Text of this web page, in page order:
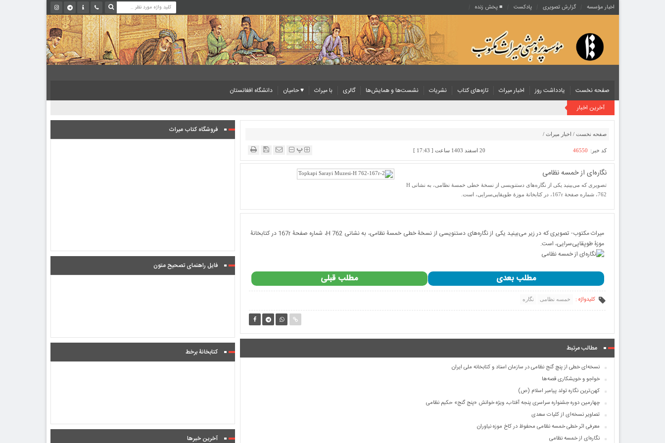
اخبار مؤسسه گزارش تصویری پادکست‌ ■ پخش زنده
صفحه نخست یادداشت روز اخبار میراث تازه‌های کتاب نشریات نشست‌ها و همایش‌ها گالری با میراث ♥ حامیان
دانشگاه افغانستان
آخرین اخبار
صفحه نخست / اخبار میراث /
کد خبر: 46550 20 اسفند 1403 ساعت [ 17:43 ]
پ
نگاره‌ای از خمسه نظامی
تصویری که می‌بینید یکی از نگاره‌های دستنویسی از نسخۀ خطی خمسۀ نظامی، به نشانی H
762، شماره صفحۀ 167r، در کتابخانۀ موزۀ طوپقاپی‌سرایی، است.
میراث مکتوب- تصویری که در زیر می‌بینید یکی از نگاره‌های دستنویسی از نسخۀ خطی خمسۀ نظامی، به نشانی H 762، شماره صفحۀ 167r در کتابخانۀ
موزۀ طوپقاپی‌سرایی، است.
مطلب قبلی مطلب بعدی
کلیدواژه : خمسه نظامی نگاره
مطالب مرتبط
نسخه‌ای خطی از پنچ گنج نظامی در سازمان اسناد و کتابخانه ملی ایران
خواجو و خویشکاری قصه‌ها
کهن‌ترین نگاره تولد پیامبر اسلام (ص)
چهارمین دوره جشنواره سراسری پنجه آفتاب، ویژه خوانش «پنج گنج» حکیم نظامی
تصاویر نسخه‌ای از کلیات سعدی
معرفی اثر خطی خمسه نظامی محفوظ در کاخ‌ موزه نیاوران
نگاره‌ای از خمسه نظامی
فروشگاه کتاب میراث
فایل راهنمای تصحیح متون
کتابخانۀ برخط
آخرین خبرها